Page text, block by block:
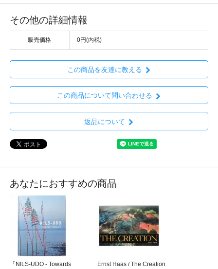
その他の詳細情報
販売価格 0円(内税)
この商品を友達に教える
この商品について問い合わせる
返品について
あなたにおすすめの商品
「NILS-UDO - Towards
Ernst Haas / The Creation